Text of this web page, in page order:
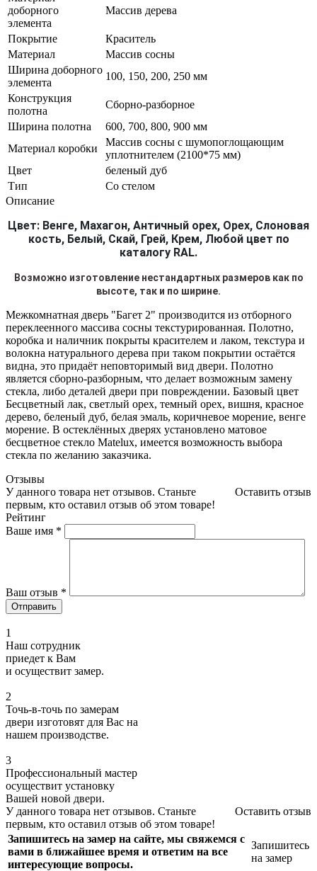
доборного
элемента
Массив дерева
Покрытие
Краситель
Материал
Массив сосны
Ширина доборного
элемента
100, 150, 200, 250 мм
Конструкция
полотна
Сборно-разборное
Ширина полотна
600, 700, 800, 900 мм
Материал коробки
Массив сосны с шумопоглощающим
уплотнителем (2100*75 мм)
Цвет
беленый дуб
Тип
Со стелом
Описание
Цвет: Венге, Махагон, Античный орех, Орех, Слоновая
кость, Белый, Скай, Грей, Крем, Любой цвет по
каталогу RAL.
Возможно изготовление нестандартных размеров как по
высоте, так и по ширине.
Межкомнатная дверь "Багет 2" производится из отборного
переклеенного массива сосны текстурированная. Полотно,
коробка и наличник покрыты красителем и лаком, текстура и
волокна натурального дерева при таком покрытии остаётся
видна, это придаёт неповторимый вид двери. Полотно
является сборно-разборным, что делает возможным замену
стекла, либо деталей двери при повреждении. Базовый цвет
Бесцветный лак, светлый орех, темный орех, вишня, красное
дерево, беленый дуб, белая эмаль, коричневое морение, венге
морение. В остеклённых дверях установлено матовое
бесцветное стекло Matelux, имеется возможность выбора
стекла по желанию заказчика.
Отзывы
Оставить отзыв
У данного товара нет отзывов. Станьте
первым, кто оставил отзыв об этом товаре!
Рейтинг
Ваше имя *
Ваш отзыв *
1
Наш сотрудник
приедет к Вам
и осуществит замер.
2
Точь-в-точь по замерам
двери изготовят для Вас на
нашем производстве.
3
Профессиональный мастер
осуществит установку
Вашей новой двери.
Оставить отзыв
У данного товара нет отзывов. Станьте
первым, кто оставил отзыв об этом товаре!
Запишитесь на замер на сайте, мы свяжемся с
вами в ближайшее время и ответим на все
интересующие вопросы.
Запишитесь
на замер